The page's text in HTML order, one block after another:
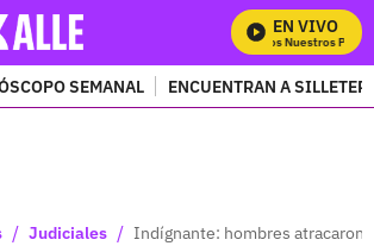
EN VIVO
Mira Todos Nuestros
SEMANAL ENCUENTRAN A
/ Judiciales / Indígnante: hombres atracaron